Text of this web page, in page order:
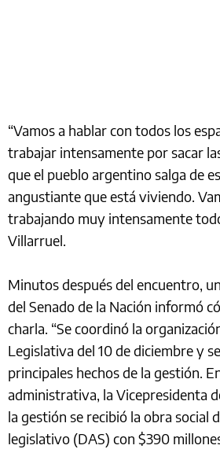
“Vamos a hablar con todos los
trabajar intensamente por sacar
que el pueblo argentino salga de
angustiante que está viviendo.
trabajando muy intensamente
Villarruel.
Minutos después del encuentro,
del Senado de la Nación informó
charla. “Se coordinó la
Legislativa del 10 de diciembre y
principales hechos de la gestión.
administrativa, la Vicepresidenta
la gestión se recibió la obra social
legislativo (DAS) con $390